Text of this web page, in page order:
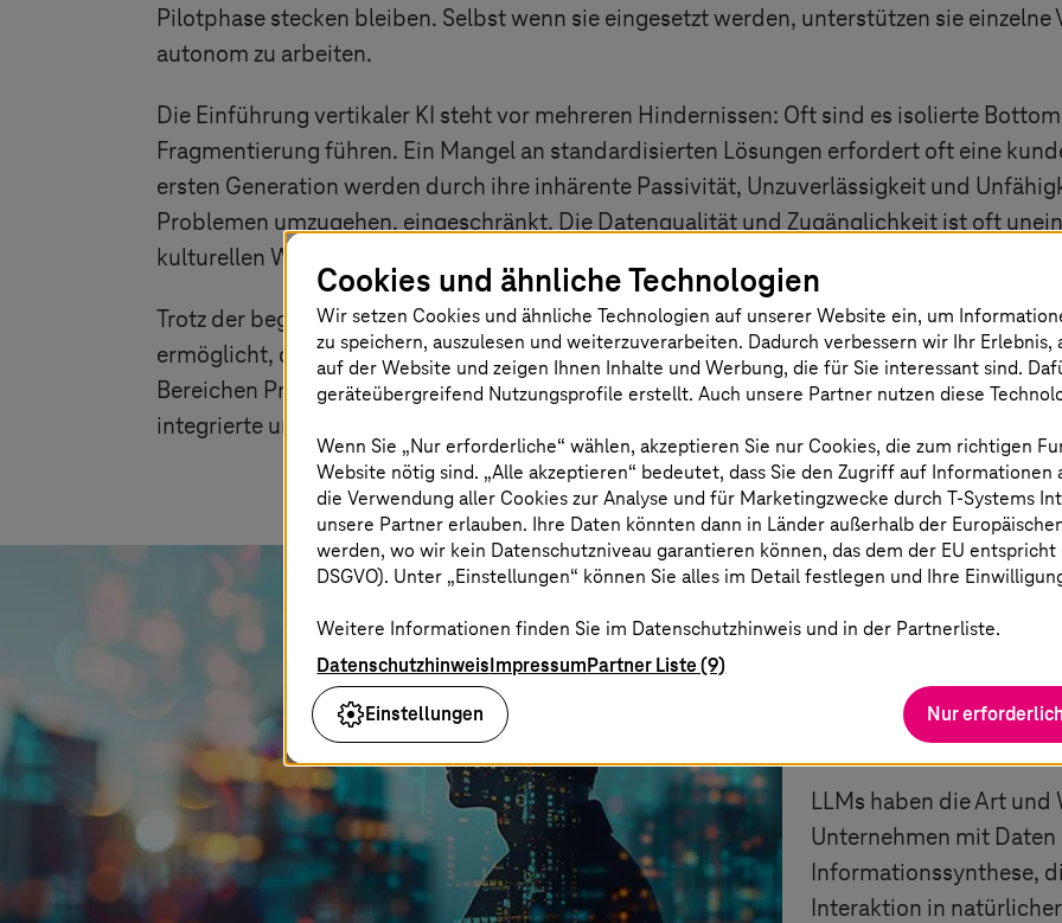
Pilotphase stecken bleiben. Selbst wenn sie eingesetzt werden, unterstützen sie
autonom zu arbeiten.
Die Einführung vertikaler KI steht vor mehreren Hindernissen: Oft sind es isolierte
Fragmentierung führen. Ein Mangel an standardisierten Lösungen erfordert oft eine
ersten Generation werden durch ihre inhärente Passivität, Unzuverlässigkeit und
Problemen umzugehen, eingeschränkt. Die Datenqualität und Zugänglichkeit ist oft
kulturellen Widerstand von Teams stoßen, die Störungen befürchten.
Trotz der begrenzten Auswirkungen auf das Endergebnis hat die erste Welle von gen AI
ermöglicht, die das Vertrauen in die KI beschleunigt und Unternehmen dabei geholfen
Bereichen Prompt Engineering, Modellbewertung und Governance aufzubauen. Dies
integrierte und transformative zweite Phase: das beginnende Zeitalter der KI-Agenten.
Vom Paradoxon
Der Durchbruch:
komplexen
LLMs haben die Art
Unternehmen mit
Informationssynthese,
Interaktion in
Cookies und ähnliche Technologien
Wir setzen Cookies und ähnliche Technologien auf unserer Website ein, um
zu speichern, auszulesen und weiterzuverarbeiten. Dadurch verbessern wir Ihr Erlebnis,
auf der Website und zeigen Ihnen Inhalte und Werbung, die für Sie interessant sind.
geräteübergreifend Nutzungsprofile erstellt. Auch unsere Partner nutzen diese
Wenn Sie „Nur erforderliche“ wählen, akzeptieren Sie nur Cookies, die zum richtigen
Website nötig sind. „Alle akzeptieren“ bedeutet, dass Sie den Zugriff auf Informationen
die Verwendung aller Cookies zur Analyse und für Marketingzwecke durchT-Systems
unsere Partner erlauben. Ihre Daten könnten dann in Länder außerhalb der
werden, wo wir kein Datenschutzniveau garantieren können, das dem der EU entspricht
DSGVO). Unter „Einstellungen“ können Sie alles im Detail festlegen und Ihre
Weitere Informationen finden Sie im Datenschutzhinweis und in der Partnerliste.
DatenschutzhinweisImpressumPartner Liste (9)
Einstellungen
Nur